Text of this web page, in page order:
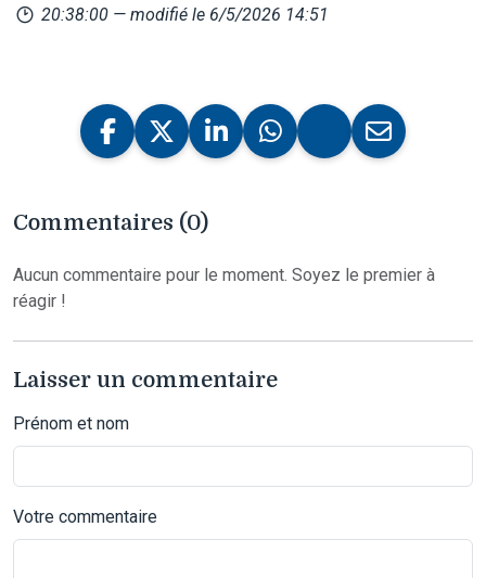
20:38:00 — modifié le 6/5/2026 14:51
Commentaires (0)
Aucun commentaire pour le moment. Soyez le premier à
réagir !
Laisser un commentaire
Prénom et nom
Votre commentaire